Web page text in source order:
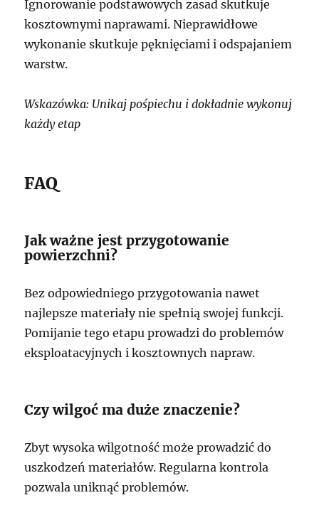
Ignorowanie podstawowych zasad skutkuje
kosztownymi naprawami. Nieprawidłowe
wykonanie skutkuje pęknięciami i odspajaniem
warstw.
Wskazówka: Unikaj pośpiechu i dokładnie wykonuj
każdy etap
FAQ
Jak ważne jest przygotowanie
powierzchni?
Bez odpowiedniego przygotowania nawet
najlepsze materiały nie spełnią swojej funkcji.
Pomijanie tego etapu prowadzi do problemów
eksploatacyjnych i kosztownych napraw.
Czy wilgoć ma duże znaczenie?
Zbyt wysoka wilgotność może prowadzić do
uszkodzeń materiałów. Regularna kontrola
pozwala uniknąć problemów.